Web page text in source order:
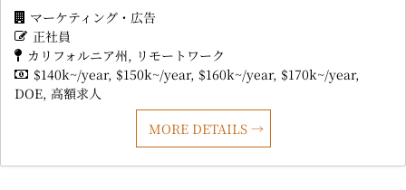
マーケティング・広告
正社員
カリフォルニア州
リモートワーク
$140k~/year $150k~/year $160k~/year $170k~/year
DOE 高額求人
MORE DETAILS